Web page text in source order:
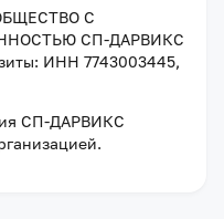
С
СП-ДАРВИКС
ИНН 7743003445,
СП-ДАРВИКС
.